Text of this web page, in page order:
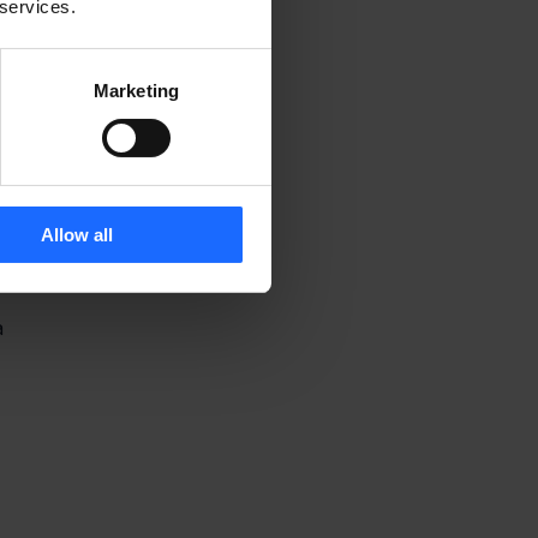
Marketing
Allow all